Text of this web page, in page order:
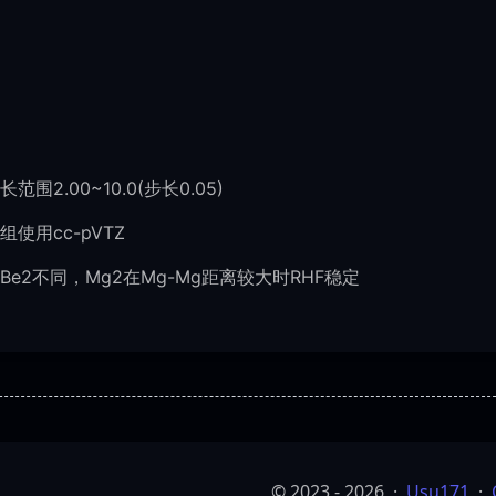
范围2.00~10.0(步长0.05)
使用cc-pVTZ
不同，Mg2在Mg-Mg距离较大时RHF稳定